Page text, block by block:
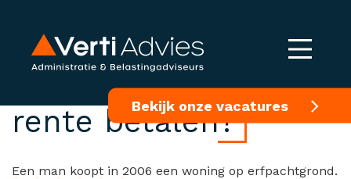
Bekijk onze vacatures
Erfpacht afkopen of
rente betalen?
Een man koopt in 2006 een woning op erfpachtgrond.